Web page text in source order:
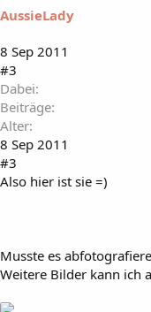
AussieLady
8 Sep 2011
#3
Dabei
Beiträge
Alter
8 Sep 2011
#3
Also hier ist sie =)
Musste es
Weitere Bilder kann ich